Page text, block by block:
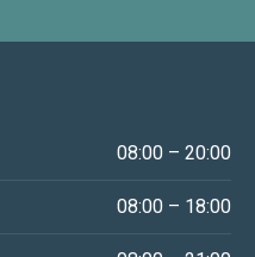
08:00 – 20:00
08:00 – 18:00